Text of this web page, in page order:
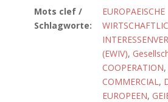
Mots clef /
Schlagworte:
EUROPAEISCHE
(EWIV),
COOPERATION,
COMMERCIAL,
EUROPEEN,